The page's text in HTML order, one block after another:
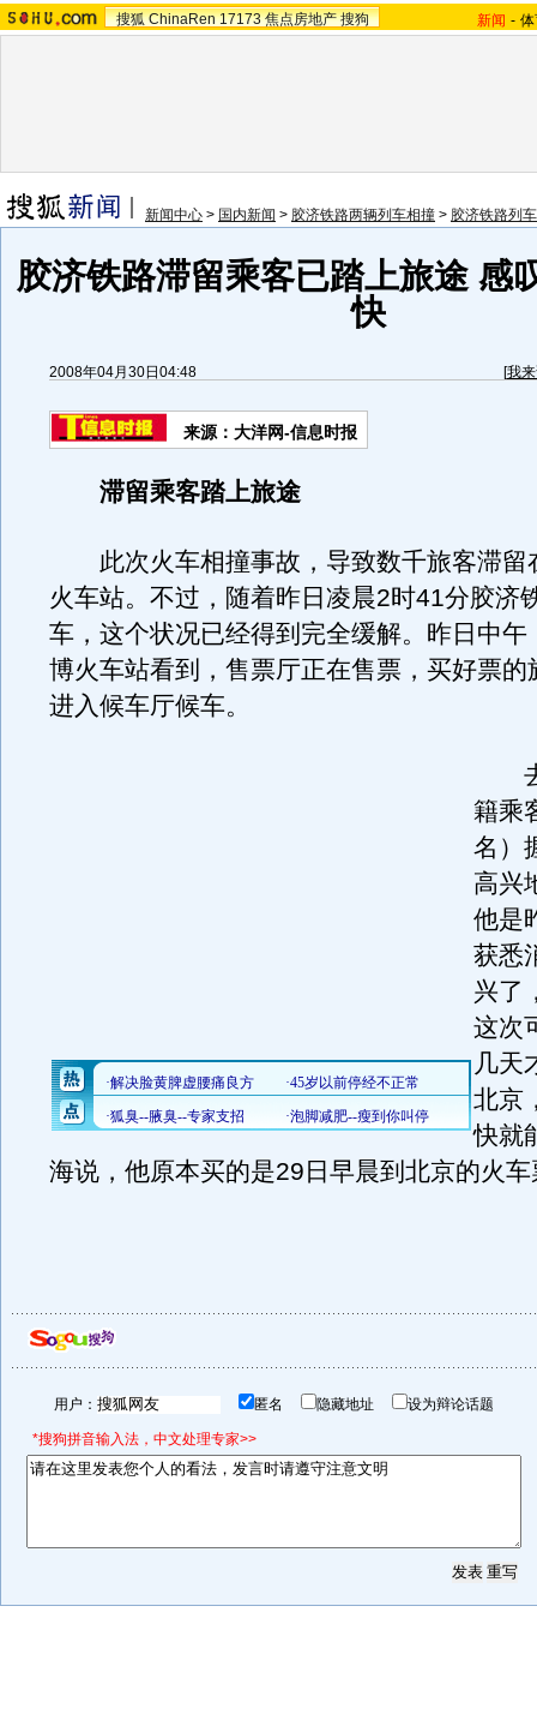
搜狐 ChinaRen 17173 焦点房地产 搜狗 新闻 -
新闻中心 > 国内新闻 > 胶济铁路两辆列车相撞 > 胶济铁路列
胶济铁路滞留乘客已踏上旅途 感
快
2008年04月30日04:48 [我
来源：大洋网-信息时报
滞留乘客踏上旅途
此次火车相撞事故，导致数千旅客滞留
火车站。不过，随着昨日凌晨2时41分胶济
车，这个状况已经得到完全缓解。昨日中午
博火车站看到，售票厅正在售票，买好票的
进入候车厅候车。
去
籍乘
名）
高兴
他是
获悉
兴了
这次
几天
北京
快就
海说，他原本买的是29日早晨到北京的火车
用户： 匿名 隐藏地址 设为辩论话题
*搜狗拼音输入法，中文处理专家>>